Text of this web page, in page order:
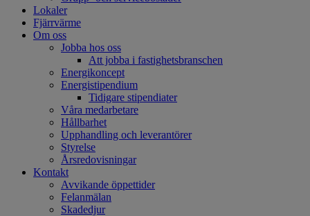
Lokaler
Fjärrvärme
Om oss
Jobba hos oss
Att jobba i fastighetsbranschen
Energikoncept
Energistipendium
Tidigare stipendiater
Våra medarbetare
Hållbarhet
Upphandling och leverantörer
Styrelse
Årsredovisningar
Kontakt
Avvikande öppettider
Felanmälan
Skadedjur